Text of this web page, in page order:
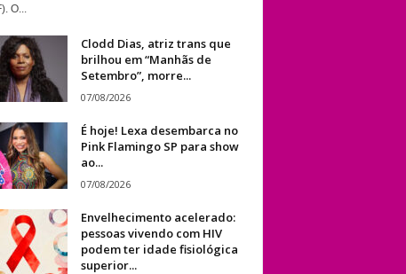
O...
Clodd Dias, atriz trans que
brilhou em “Manhãs de
Setembro”, morre...
07/08/2026
É hoje! Lexa desembarca no
Pink Flamingo SP para show
ao...
07/08/2026
Envelhecimento acelerado:
pessoas vivendo com HIV
podem ter idade fisiológica
superior...